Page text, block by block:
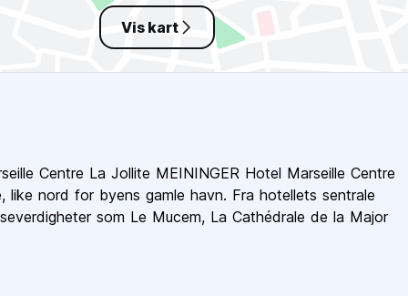
Vis kart
Centre La Jollite MEININGER Hotel Marseille Centre
nord for byens gamle havn. Fra hotellets sentrale
som Le Mucem, La Cathédrale de la Major